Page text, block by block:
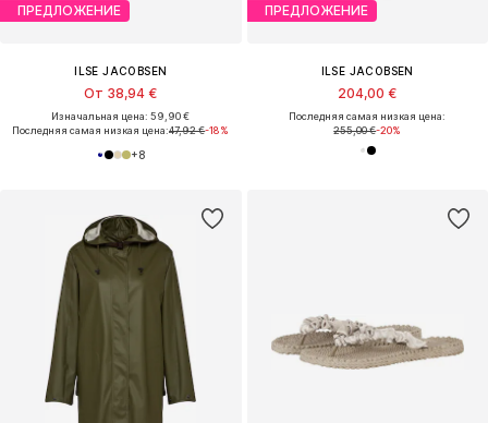
ПРЕДЛОЖЕНИЕ
ILSE JACOBSEN
От 38,94 €
Изначальная цена: 59,90 €
Последняя самая низкая цена:47,92 €-18%
+8
ПРЕДЛОЖЕНИЕ
ILSE JACOBSEN
204,00 €
Последняя самая низкая цена:
255,00 €-20%